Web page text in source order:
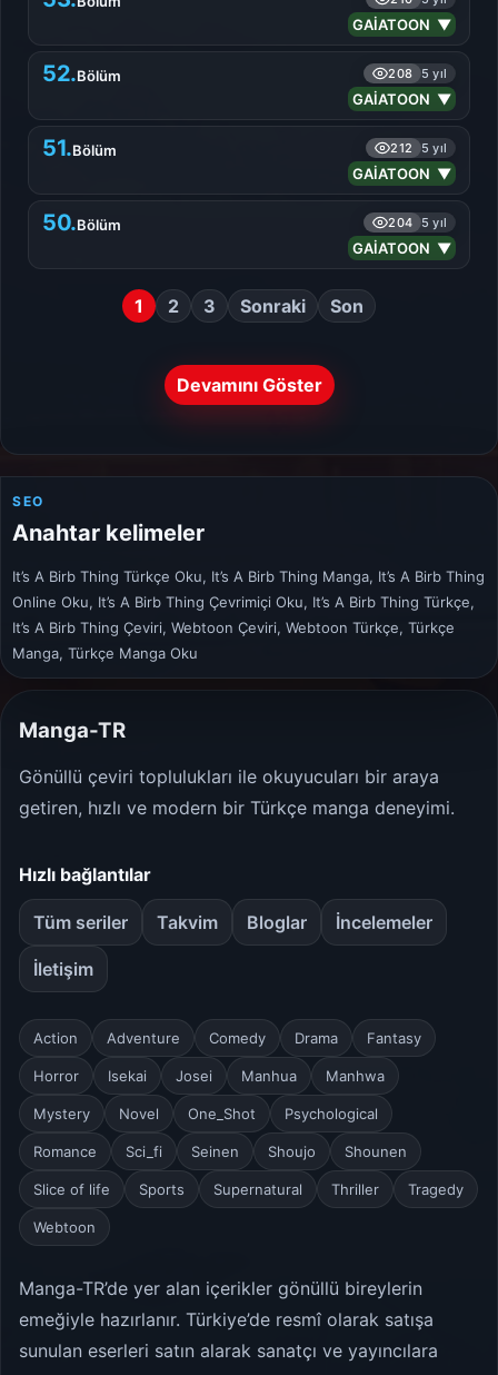
GAİATOON ▼
52.Bölüm 208 5 yıl
GAİATOON ▼
51.Bölüm 212 5 yıl
GAİATOON ▼
50.Bölüm 204 5 yıl
GAİATOON ▼
1 2 3 Sonraki Son
Devamını Göster
SEO
Anahtar kelimeler
It’s A Birb Thing Türkçe Oku, It’s A Birb Thing Manga, It’s A Birb Thing
Online Oku, It’s A Birb Thing Çevrimiçi Oku, It’s A Birb Thing Türkçe,
It’s A Birb Thing Çeviri, Webtoon Çeviri, Webtoon Türkçe, Türkçe
Manga, Türkçe Manga Oku
Manga-TR
Gönüllü çeviri toplulukları ile okuyucuları bir araya
getiren, hızlı ve modern bir Türkçe manga deneyimi.
Hızlı bağlantılar
Tüm seriler Takvim Bloglar İncelemeler
İletişim
Action Adventure Comedy Drama Fantasy
Horror Isekai Josei Manhua Manhwa
Mystery Novel One_Shot Psychological
Romance Sci_fi Seinen Shoujo Shounen
Slice of life Sports Supernatural Thriller Tragedy
Webtoon
Manga-TR’de yer alan içerikler gönüllü bireylerin
emeğiyle hazırlanır. Türkiye’de resmî olarak satışa
sunulan eserleri satın alarak sanatçı ve yayıncılara